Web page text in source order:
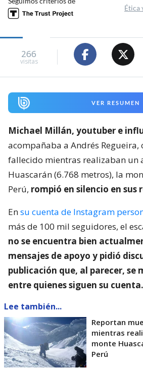
Ética
266
visitas
VER RESUMEN
Michael Millán, youtuber e
acompañaba a Andrés
fallecido mientras realizaban un
Huascarán (6.768 metros), la
Perú, rompió en silencio en sus
Ensu cuenta de Instagram
más de 100 mil seguidores, el
no se encuentra bien
mensajes de apoyo y pidió
publicación que, al parecer, se
entre quienes siguen su cuenta.
Lee también...
Reportan
mientras
monte
Perú